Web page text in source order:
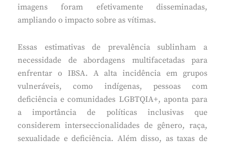
imagens foram efetivamente disseminadas,
ampliando o impacto sobre as vítimas.
Essas estimativas de prevalência sublinham a
necessidade de abordagens multifacetadas para
enfrentar o IBSA. A alta incidência em grupos
vulneráveis, como indígenas, pessoas com
deficiência e comunidades LGBTQIA+, aponta para
a importância de políticas inclusivas que
considerem interseccionalidades de gênero, raça,
sexualidade e deficiência. Além disso, as taxas de